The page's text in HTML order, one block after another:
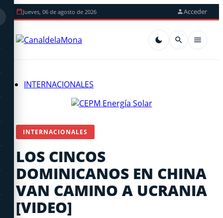
Jueves, 06 de agosto de 2026 Acceder
INTERNACIONALES
INTERNACIONALES
LOS CINCOS
DOMINICANOS EN CHINA
VAN CAMINO A UCRANIA
[VIDEO]